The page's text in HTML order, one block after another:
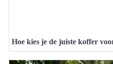
Hoe kies je de juiste koffer